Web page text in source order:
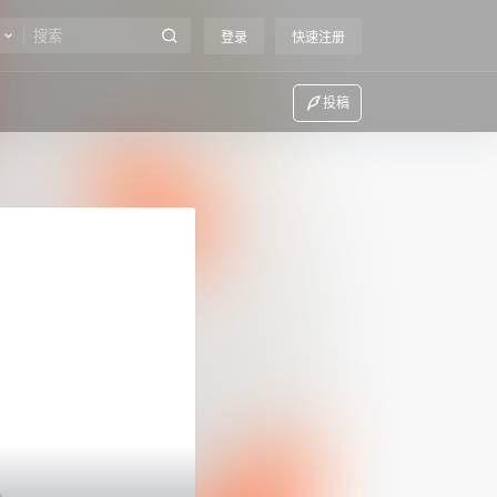
登录 快速注册
投稿